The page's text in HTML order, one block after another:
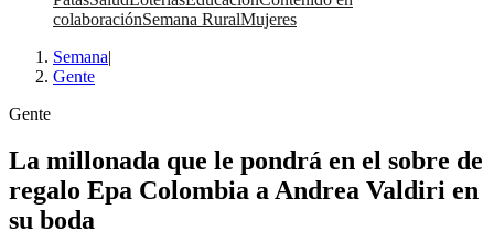
colaboraciónSemana RuralMujeres
Semana|
Gente
Gente
La millonada que le pondrá en el sobre de
regalo Epa Colombia a Andrea Valdiri en
su boda